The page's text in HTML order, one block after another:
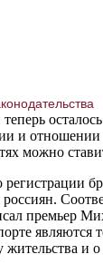
и
можно
премьер
являются
жительства и